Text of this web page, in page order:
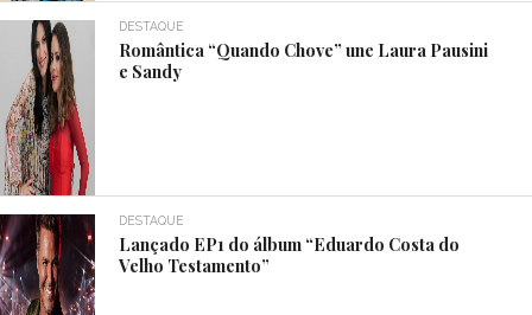
DESTAQUE
Romântica “Quando Chove” une Laura Pausini
e Sandy
DESTAQUE
Lançado EP1 do álbum “Eduardo Costa do
Velho Testamento”